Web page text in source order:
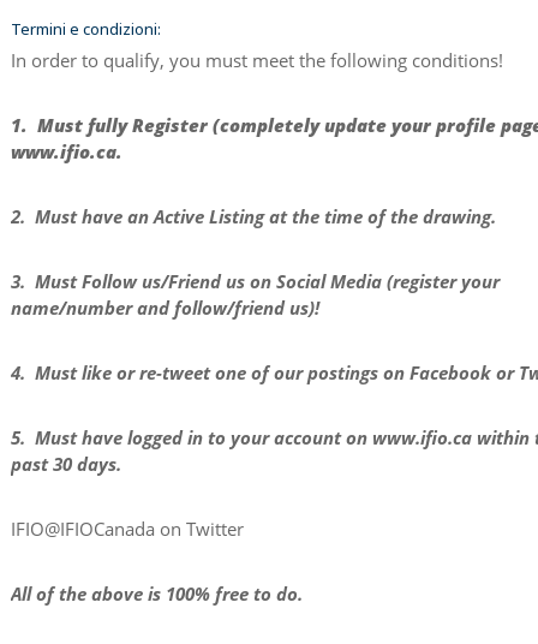
Termini e condizioni:
In order to qualify, you must meet the following conditions!
1. Must fully Register (completely update your profile
www.ifio.ca.
2. Must have an Active Listing at the time of the drawing.
3. Must Follow us/Friend us on Social Media (register your
name/number and follow/friend us)!
4. Must like or re-tweet one of our postings on Facebook or
5. Must have logged in to your account on www.ifio.ca within
past 30 days.
IFIO@IFIOCanada on Twitter
All of the above is 100% free to do.